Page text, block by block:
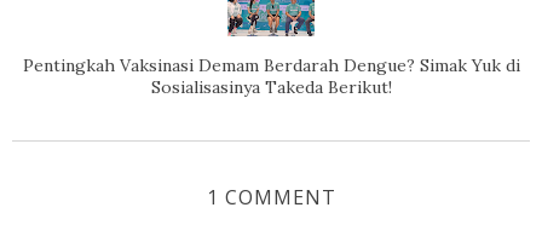
Pentingkah Vaksinasi Demam Berdarah Dengue? Simak Yuk di
Sosialisasinya Takeda Berikut!
1 COMMENT